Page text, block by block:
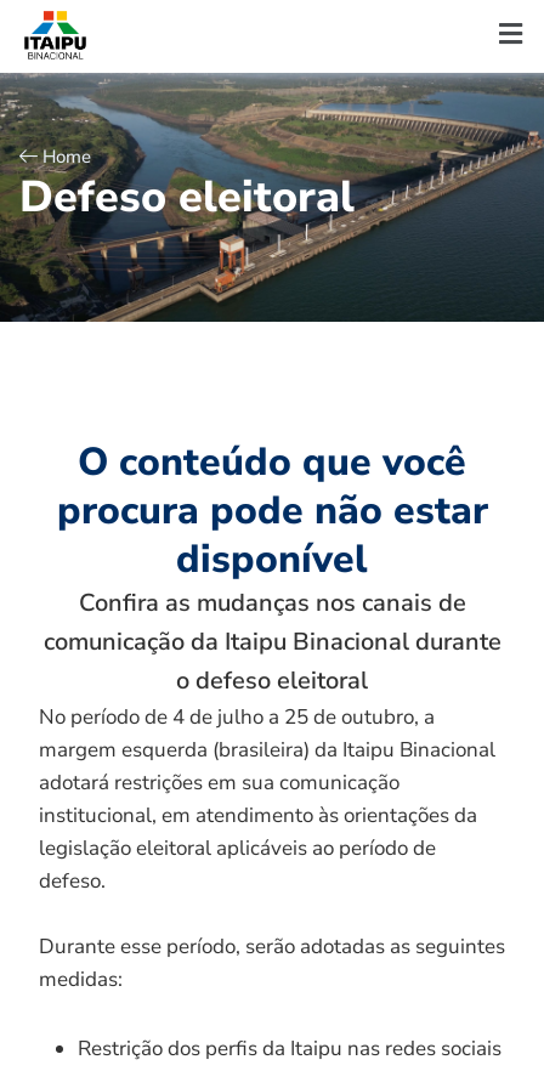
Home
Defeso eleitoral
O conteúdo que você
procura pode não estar
disponível
Confira as mudanças nos canais de
comunicação da Itaipu Binacional durante
o defeso eleitoral
No período de 4 de julho a 25 de outubro, a
margem esquerda (brasileira) da Itaipu Binacional
adotará restrições em sua comunicação
institucional, em atendimento às orientações da
legislação eleitoral aplicáveis ao período de
defeso.
Durante esse período, serão adotadas as seguintes
medidas:
Restrição dos perfis da Itaipu nas redes sociais